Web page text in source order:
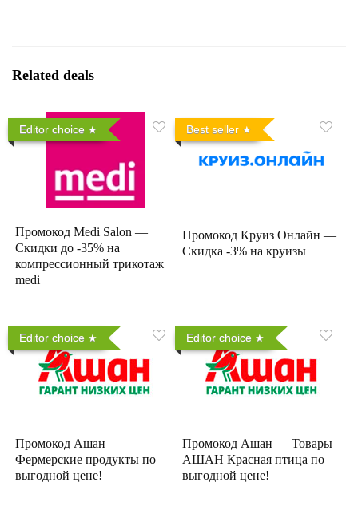
Related deals
Editor choice
Промокод Medi Salon —
Скидки до -35% на
компрессионный трикотаж
medi
Best seller
Промокод Круиз Онлайн —
Скидка -3% на круизы
Editor choice
Промокод Ашан —
Фермерские продукты по
выгодной цене!
Editor choice
Промокод Ашан — Товары
АШАН Красная птица по
выгодной цене!